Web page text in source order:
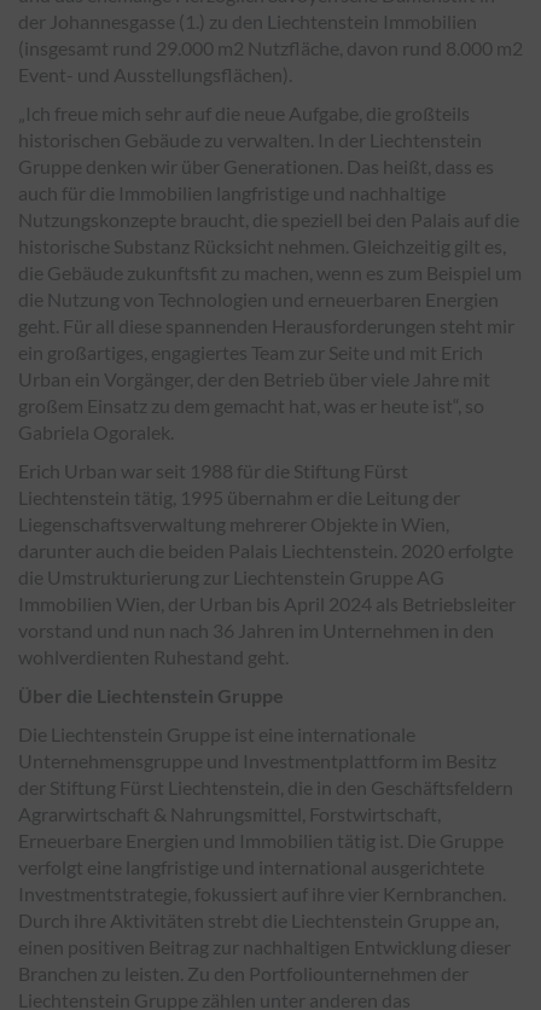
der Johannesgasse (1.) zu den Liechtenstein Immobilien
(insgesamt rund 29.000 m2 Nutzfläche, davon rund 8.000 m2
Event- und Ausstellungsflächen).
Ich freue mich sehr auf die neue Aufgabe, die großteils
historischen Gebäude zu verwalten. In der Liechtenstein
Gruppe denken wir über Generationen. Das heißt, dass es
auch für die Immobilien langfristige und nachhaltige
Nutzungskonzepte braucht, die speziell bei den Palais auf die
historische Substanz Rücksicht nehmen. Gleichzeitig gilt es,
die Gebäude zukunftsfit zu machen, wenn es zum Beispiel um
die Nutzung von Technologien und erneuerbaren Energien
geht. Für all diese spannenden Herausforderungen steht mir
ein großartiges, engagiertes Team zur Seite und mit Erich
Urban ein Vorgänger, der den Betrieb über viele Jahre mit
großem Einsatz zu dem gemacht hat, was er heute ist “, so
Gabriela Ogoralek.
Erich Urban war seit 1988 für die Stiftung Fürst
Liechtenstein tätig, 1995 übernahm er die Leitung der
Liegenschaftsverwaltung mehrerer Objekte in Wien,
darunter auch die beiden Palais Liechtenstein. 2020 erfolgte
die Umstrukturierung zur Liechtenstein Gruppe AG
Immobilien Wien, der Urban bis April 2024 als Betriebsleiter
vorstand und nun nach 36 Jahren im Unternehmen in den
wohlverdienten Ruhestand geht.
Über die Liechtenstein Gruppe
Die Liechtenstein Gruppe ist eine internationale
Unternehmensgruppe und Investmentplattform im Besitz
der Stiftung Fürst Liechtenstein, die in den Geschäftsfeldern
Agrarwirtschaft & Nahrungsmittel, Forstwirtschaft,
Erneuerbare Energien und Immobilien tätig ist. Die Gruppe
verfolgt eine langfristige und international ausgerichtete
Investmentstrategie, fokussiert auf ihre vier Kernbranchen.
Durch ihre Aktivitäten strebt die Liechtenstein Gruppe an,
einen positiven Beitrag zur nachhaltigen Entwicklung dieser
Branchen zu leisten. Zu den Portfoliounternehmen der
Liechtenstein Gruppe zählen unter anderen das